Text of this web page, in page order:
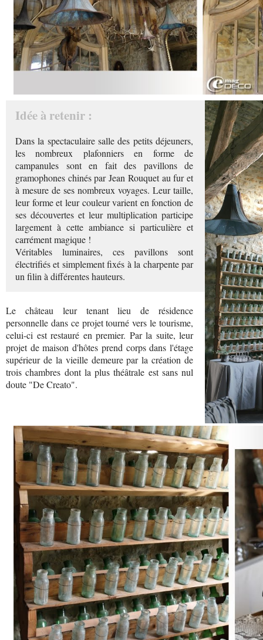
Idée à retenir :
Dans la spectaculaire salle des petits déjeuners,
les nombreux plafonniers en forme de
campanules sont en fait des pavillons de
gramophones chinés par Jean Rouquet au fur et
à mesure de ses nombreux voyages. Leur taille,
leur forme et leur couleur varient en fonction de
ses découvertes et leur multiplication participe
largement à cette ambiance si particulière et
carrément magique !
Véritables luminaires, ces pavillons sont
électrifiés et simplement fixés à la charpente par
un filin à différentes hauteurs.
Le château leur tenant lieu de résidence
personnelle dans ce projet tourné vers le tourisme,
celui-ci est restauré en premier. Par la suite, leur
projet de maison d'hôtes prend corps dans l'étage
supérieur de la vieille demeure par la création de
trois chambres dont la plus théâtrale est sans nul
doute "De Creato".